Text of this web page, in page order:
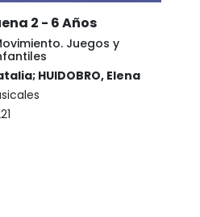
2 - 6 Años
Juegos y
HUIDOBRO, Elena